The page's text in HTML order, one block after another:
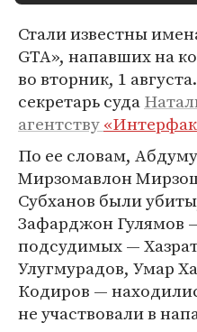
Стали известны
GTA», напавших на
во вторник, 1
секретарь суда
агентству
По ее словам,
Мирзомавлон
Субханов были
Зафарджон Гулямов
подсудимых —
Улугмурадов, Умар
Кодиров —
не участвовали в